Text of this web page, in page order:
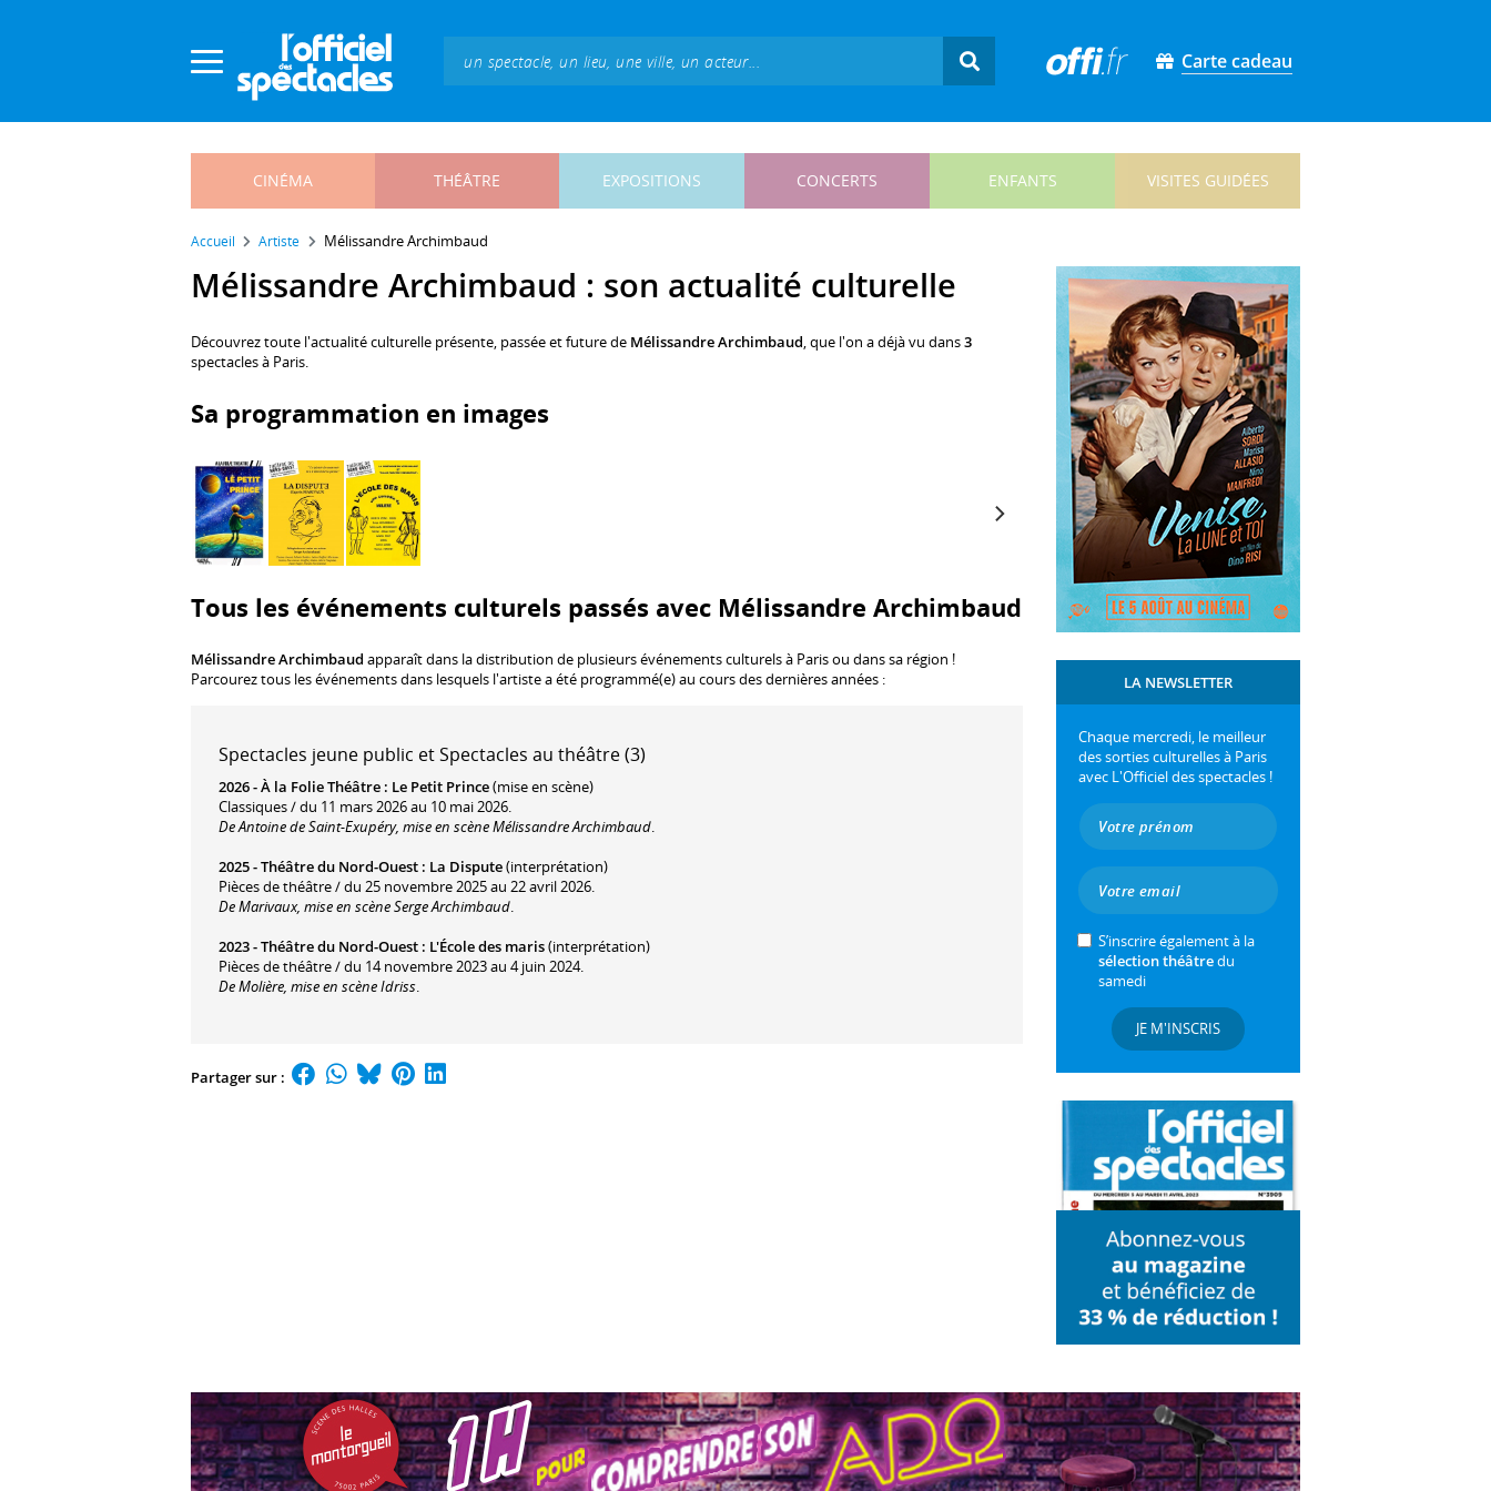
Carte cadeau
CINÉMA THÉÂTRE EXPOSITIONS CONCERTS ENFANTS VISITES GUIDÉES
Accueil Artiste Mélissandre Archimbaud
Mélissandre Archimbaud : son actualité culturelle
Découvrez toute l'actualité culturelle présente, passée et future de Mélissandre Archimbaud, que l'on a déjà vu dans3
spectacles à Paris.
Sa programmation en images
Tous les événements culturels passés avec Mélissandre Archimbaud
Mélissandre Archimbaud apparaît dans la distribution de plusieurs événements culturels à Paris ou dans sa région !
Parcourez tous les événements dans lesquels l'artiste a été programmé(e) au cours des dernières années :
Spectacles jeune public et Spectacles au théâtre (3)
2026 -À la Folie Théâtre : Le Petit Prince(mise en scène)
Classiques / du 11 mars 2026 au 10 mai 2026.
De Antoine de Saint-Exupéry, mise en scène Mélissandre Archimbaud.
2025 -Théâtre du Nord-Ouest : La Dispute(interprétation)
Pièces de théâtre / du 25 novembre 2025 au 22 avril 2026.
De Marivaux, mise en scène Serge Archimbaud.
2023 -Théâtre du Nord-Ouest : L'École des maris(interprétation)
Pièces de théâtre / du 14 novembre 2023 au 4 juin 2024.
De Molière, mise en scène Idriss.
Partager sur :
LA NEWSLETTER
Chaque mercredi, le meilleur
des sorties culturelles à Paris
avec L'Officiel des spectacles !
S’inscrire également à la
sélection théâtredu
samedi
JE M'INSCRIS